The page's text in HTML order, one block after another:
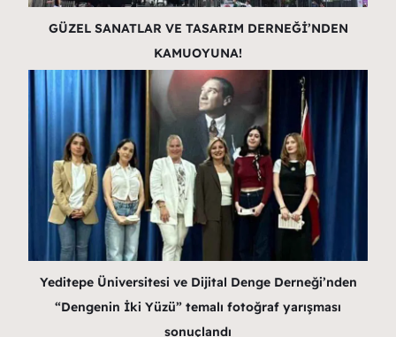
GÜZEL SANATLAR VE TASARIM DERNEĞİ’NDEN
KAMUOYUNA!
Yeditepe Üniversitesi ve Dijital Denge Derneği’nden
“Dengenin İki Yüzü” temalı fotoğraf yarışması
sonuçlandı